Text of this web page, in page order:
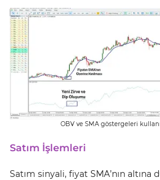
OBV ve SMA göstergeleri
Satım İşlemleri
Satım sinyali, fiyat SMA’nın altına